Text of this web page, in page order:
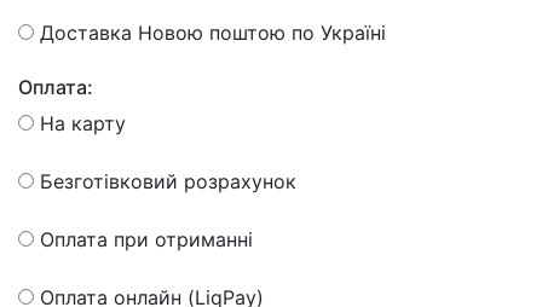
Доставка Новою поштою по Україні
Оплата:
На карту
Безготівковий розрахунок
Оплата при отриманні
Оплата онлайн (LiqPay)